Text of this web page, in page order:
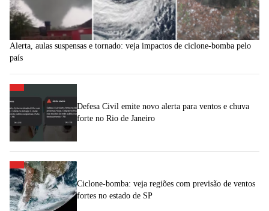
Alerta, aulas suspensas e tornado: veja impactos de ciclone-bomba pelo
país
Defesa Civil emite novo alerta para ventos e chuva
forte no Rio de Janeiro
Ciclone-bomba: veja regiões com previsão de ventos
fortes no estado de SP